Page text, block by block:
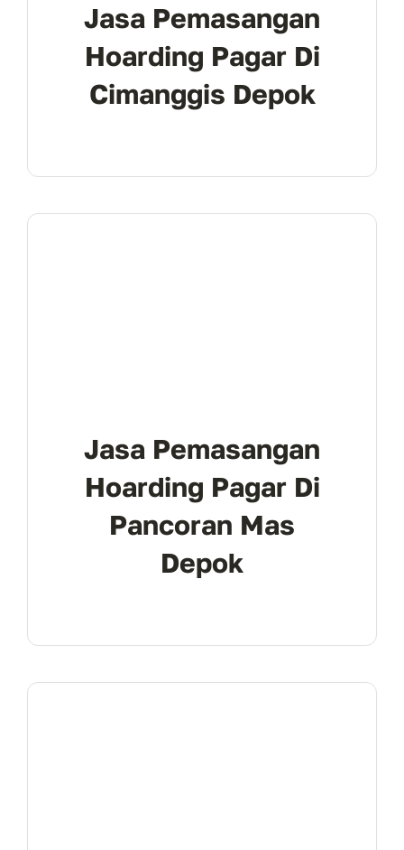
Jasa Pemasangan
Hoarding Pagar Di
Cimanggis Depok
Jasa Pemasangan
Hoarding Pagar Di
Pancoran Mas
Depok